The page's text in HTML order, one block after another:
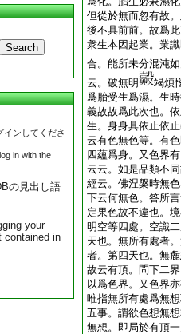
Search
インしてくださ
in with the
の見出し語
your
contained in
但從於無而忽有故
後不具前前。故爲
衆生本因起業。業
合。能所未分混沌
云。破無明
竭煩
爲胎受生爲濕。生
義故故爲此次也。
生。身身具依止依
云有色無色等。有
四蘊爲身。又色界
云云。如是品類不
經云。佛涅槃時無
下云何無色。答所
定果色故不違也。
明空等四處。空識
天也。無所有處者
者。第四天也。無
故云有頂。問下二
以爲色界。又色界
唯指無所有處爲無
五事。謂欲色想無
無想。即局於有頂